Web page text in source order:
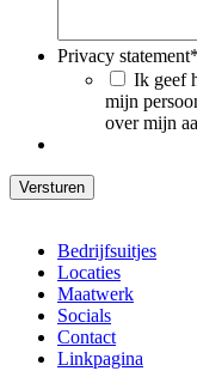
Privacy statement*
Ik geef
mijn
over mijn
Bedrijfsuitjes
Locaties
Maatwerk
Socials
Contact
Linkpagina